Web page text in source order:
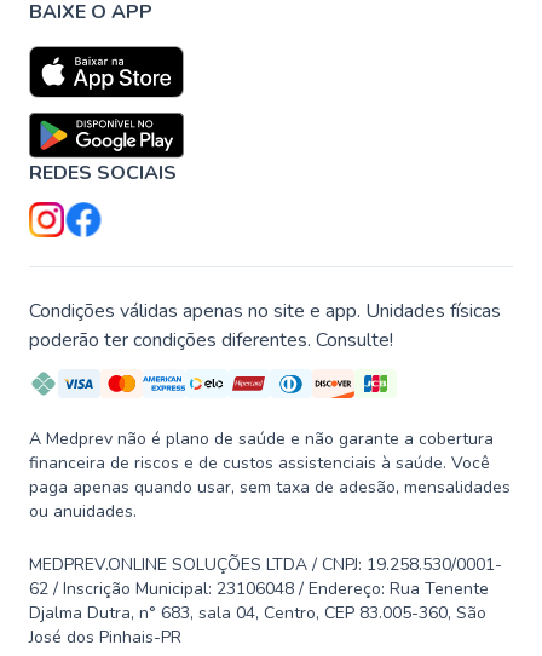
BAIXE O APP
REDES SOCIAIS
Condições válidas apenas no site e app. Unidades físicas
poderão ter condições diferentes. Consulte!
A Medprev não é plano de saúde e não garante a cobertura
financeira de riscos e de custos assistenciais à saúde. Você
paga apenas quando usar, sem taxa de adesão, mensalidades
ou anuidades.
MEDPREV.ONLINE SOLUÇÕES LTDA / CNPJ: 19.258.530/0001-
62 / Inscrição Municipal: 23106048 / Endereço: Rua Tenente
Djalma Dutra, n° 683, sala 04, Centro, CEP 83.005-360, São
José dos Pinhais-PR